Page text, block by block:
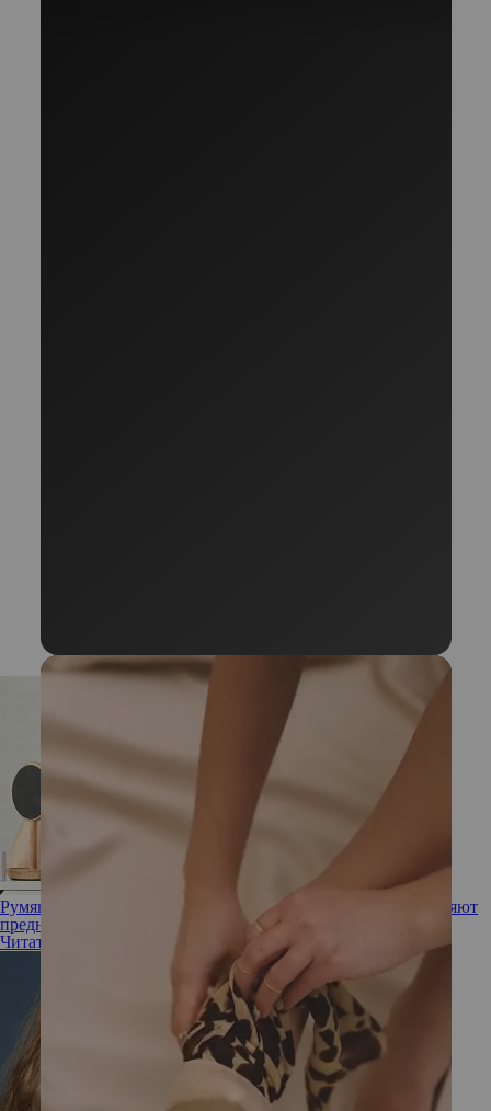
Румяна вместо помады и не только: как бьюти-блогеры меняют
предназначение средств для макияжа
Читать полностью